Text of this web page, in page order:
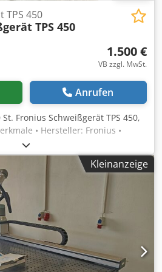
TPS 450
TPS 450
1.500 €
VB zzgl. MwSt.
Anrufen
St. Fronius Schweißgerät TPS 450,
• Hersteller: Fronius •
gebraucht, siehe Fotos • Farbe:
V / 400 V / 415 V •
• Wirkungsgrad: 90% •
450 A • Arbeitsspannung: 20 - 38
- 80 V • Isolationsklasse: F •
AF • Schweißarten: MIG/MAG,
Stück € 1500,- netto exkl. MwSt. •
• Versandkosten: Europaweit
Sofort lieferbar • Besichtigung und
Vereinbarung möglich Ständig
Kleinanzeige